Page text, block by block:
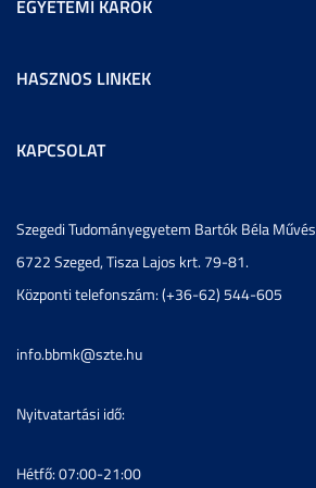
EGYETEMI KAROK
HASZNOS LINKEK
KAPCSOLAT
Szegedi Tudományegyetem Bartók Béla
6722 Szeged, Tisza Lajos krt. 79-81.
Központi telefonszám: (+36-62) 544-605
info.bbmk@szte.hu
Nyitvatartási idő:
Hétfő: 07:00-21:00